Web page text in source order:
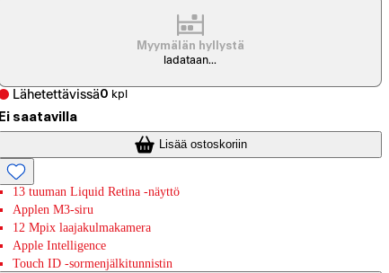
Myymälän hyllystä
ladataan...
Lähetettävissä0 kpl
Ei saatavilla
Lisää ostoskoriin
13 tuuman Liquid Retina -näyttö
Applen M3-siru
12 Mpix laajakulmakamera
Apple Intelligence
Touch ID -sormenjälkitunnistin